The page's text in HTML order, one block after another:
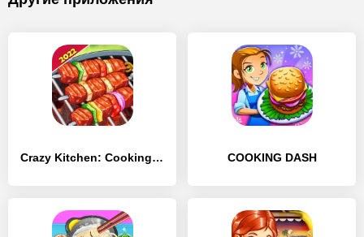
Crazy Kitchen: Cooking Game COOKING DASH